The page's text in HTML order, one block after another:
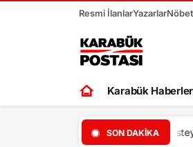
Resmi İlanlarYazarlar
Karabük
SON DAKIKA